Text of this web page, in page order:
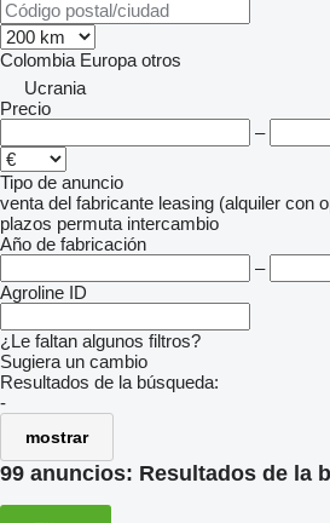
Colombia Europa otros
Ucrania
Precio
–
Tipo de anuncio
venta del fabricante leasing (alquiler con
plazos permuta intercambio
Año de fabricación
–
Agroline ID
¿Le faltan algunos filtros?
Sugiera un cambio
Resultados de la búsqueda:
-
mostrar
99 anuncios: Resultados de la